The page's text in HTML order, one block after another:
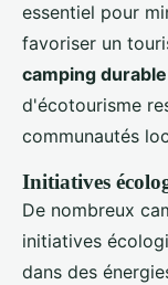
essentiel pour
favoriser un
camping durable
d'écotourisme
communautés
Initiatives
De nombreux
initiatives
dans des